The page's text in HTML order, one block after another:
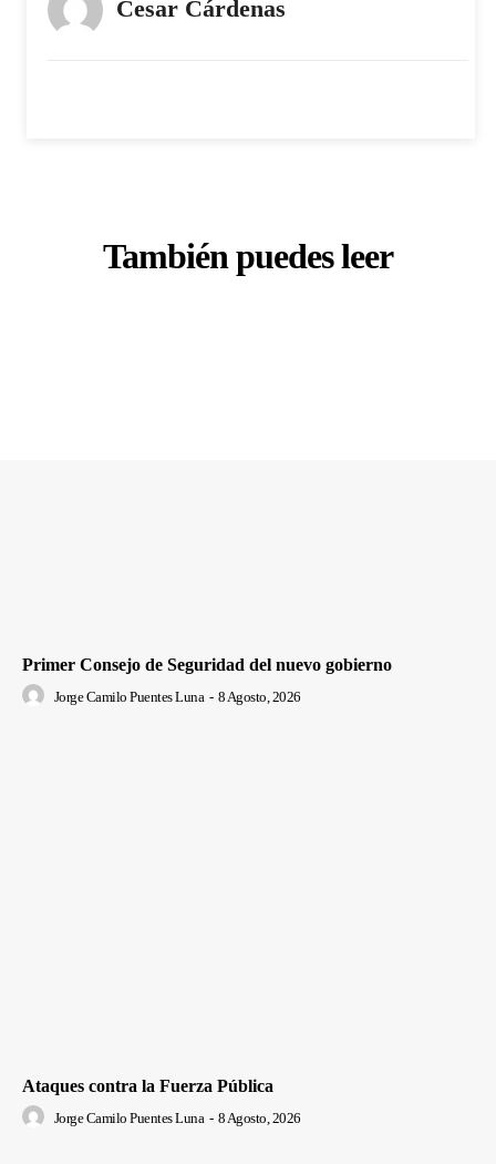
Cesar Cárdenas
También puedes leer
Primer Consejo de Seguridad del nuevo gobierno
Jorge Camilo Puentes Luna - 8 Agosto, 2026
Ataques contra la Fuerza Pública
Jorge Camilo Puentes Luna - 8 Agosto, 2026